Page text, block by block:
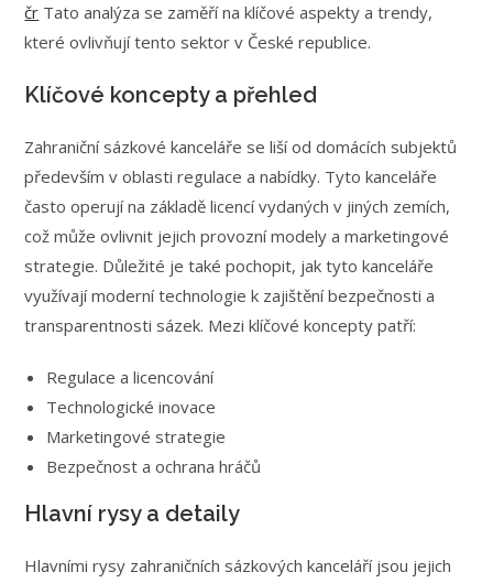
čr Tato analýza se zaměří na klíčové aspekty a trendy,
které ovlivňují tento sektor v České republice.
Klíčové koncepty a přehled
Zahraniční sázkové kanceláře se liší od domácích subjektů
především v oblasti regulace a nabídky. Tyto kanceláře
často operují na základě licencí vydaných v jiných zemích,
což může ovlivnit jejich provozní modely a marketingové
strategie. Důležité je také pochopit, jak tyto kanceláře
využívají moderní technologie k zajištění bezpečnosti a
transparentnosti sázek. Mezi klíčové koncepty patří:
Regulace a licencování
Technologické inovace
Marketingové strategie
Bezpečnost a ochrana hráčů
Hlavní rysy a detaily
Hlavními rysy zahraničních sázkových kanceláří jsou jejich